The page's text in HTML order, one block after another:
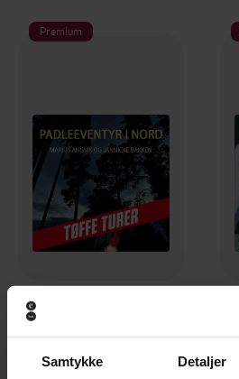
Samtykke Detaljer
Premium
LYDBOK